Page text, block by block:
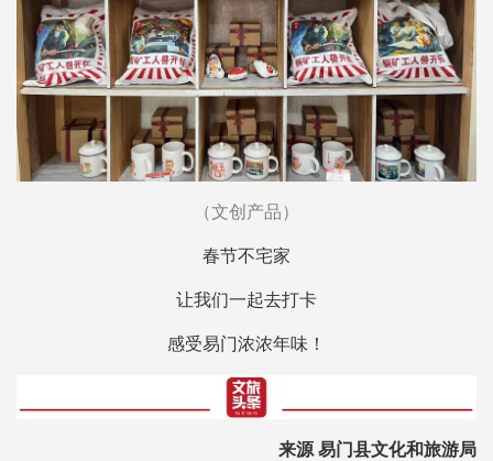
（文创产品）
春节不宅家
让我们一起去打卡
感受易门浓浓年味！
来源 易门县文化和旅游局